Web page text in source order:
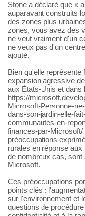
Stone a déclaré que «
auparavant construits
des zones plus
zones, vous avez des
ne veut vraiment d'un
ne veux pas d'un
ajouté.
Bien qu'elle représente
expansion agressive
aux États-Unis et dans
https://
Microsoft-Personne-
dans-son-jardin-elle-
communautes-en-
finances-par-Microsoft/
préoccupations
rurales en réponse
de nombreux cas, sont
Microsoft.
Ces préoccupations
points clés :
sur l'environnement et
questions de